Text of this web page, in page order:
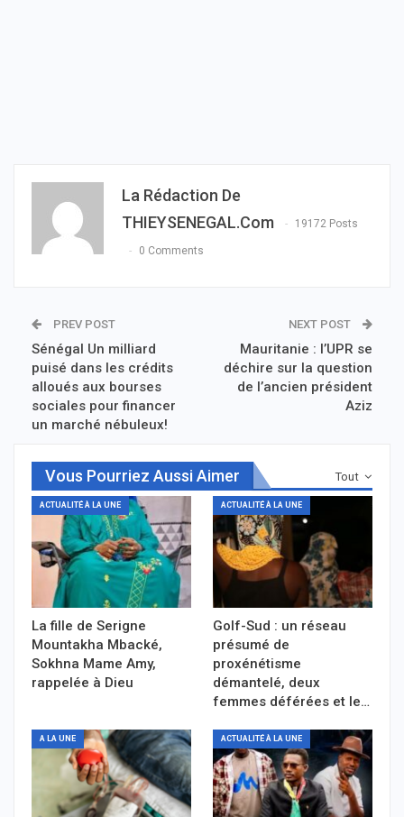
La Rédaction De
THIEYSENEGAL.com
19172 Posts
0 Comments
PREV POST
Sénégal Un milliard
puisé dans les crédits
alloués aux bourses
sociales pour financer
un marché nébuleux!
NEXT POST
Mauritanie : l’UPR se
déchire sur la question
de l’ancien président
Aziz
Tout
Vous Pourriez Aussi Aimer
ACTUALITÉ À LA UNE
La fille de Serigne
Mountakha Mbacké,
Sokhna Mame Amy,
rappelée à Dieu
ACTUALITÉ À LA UNE
Golf-Sud : un réseau
présumé de
proxénétisme
démantelé, deux
femmes déférées et le…
A LA UNE ACTUALITÉ À LA UNE